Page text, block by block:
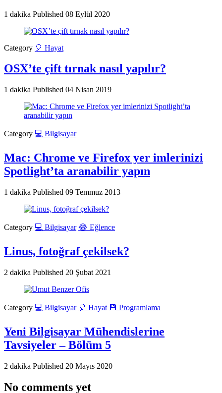
1 dakika Published 08 Eylül 2020
Category 🎈 Hayat
OSX’te çift tırnak nasıl yapılır?
1 dakika Published 04 Nisan 2019
Category 💻 Bilgisayar
Mac: Chrome ve Firefox yer imlerinizi
Spotlight’ta aranabilir yapın
1 dakika Published 09 Temmuz 2013
Category 💻 Bilgisayar 😂 Eğlence
Linus, fotoğraf çekilsek?
2 dakika Published 20 Şubat 2021
Category 💻 Bilgisayar 🎈 Hayat 💾 Programlama
Yeni Bilgisayar Mühendislerine
Tavsiyeler – Bölüm 5
2 dakika Published 20 Mayıs 2020
No comments yet